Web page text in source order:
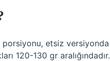
porsiyonu, etsiz versiyonda
120-130 gr aralığındadır.